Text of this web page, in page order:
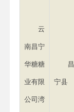
云
南昌宁
华糖糖
业有限
公司湾
昌
宁县